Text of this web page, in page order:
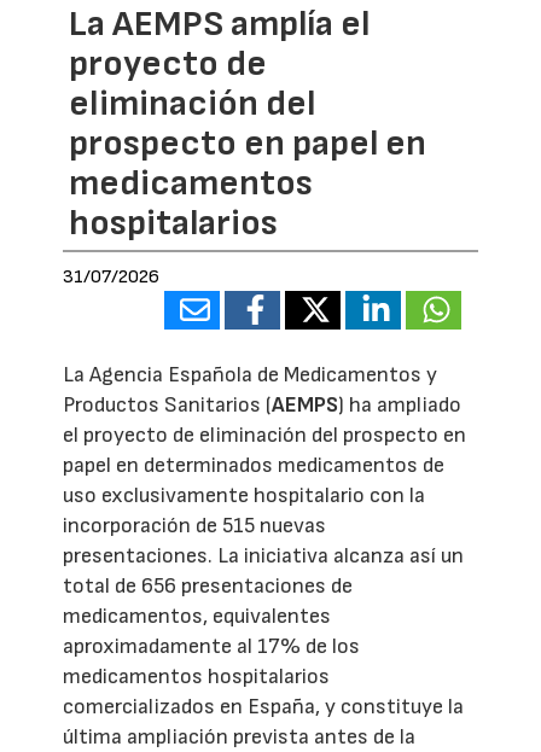
La AEMPS amplía el
proyecto de
eliminación del
prospecto en papel en
medicamentos
hospitalarios
31/07/2026
La Agencia Española de Medicamentos y
Productos Sanitarios (AEMPS) ha ampliado
el proyecto de eliminación del prospecto en
papel en determinados medicamentos de
uso exclusivamente hospitalario con la
incorporación de 515 nuevas
presentaciones. La iniciativa alcanza así un
total de 656 presentaciones de
medicamentos, equivalentes
aproximadamente al 17% de los
medicamentos hospitalarios
comercializados en España, y constituye la
última ampliación prevista antes de la